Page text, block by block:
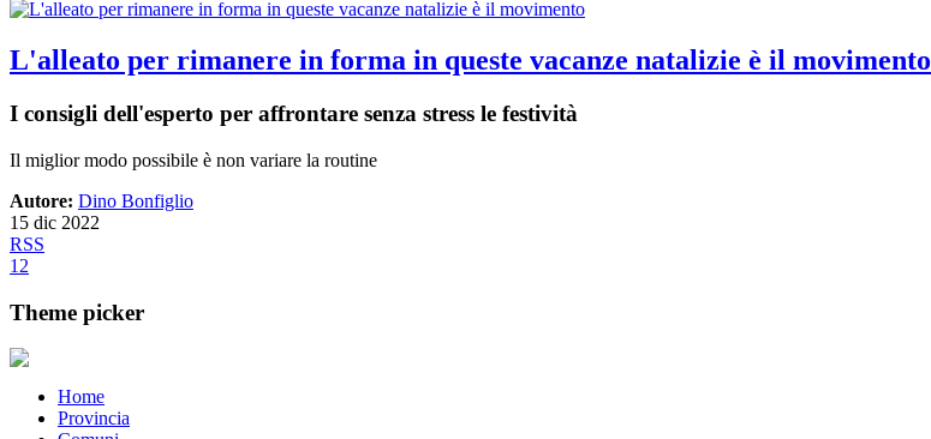
L'alleato per rimanere in forma in queste vacanze natalizie è il movimento
I consigli dell'esperto per affrontare senza stress le festività
Il miglior modo possibile è non variare la routine
Autore: Dino Bonfiglio
15 dic 2022
RSS
1 2
Theme picker
Home
Provincia